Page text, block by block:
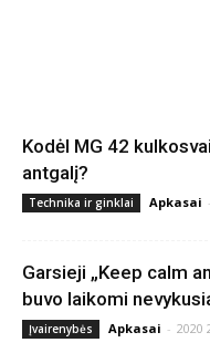
Kodėl MG 42
antgalį?
Technika ir ginklai Apkasai -
Garsieji „Keep calm
buvo laikomi
Įvairenybės Apkasai - 2020